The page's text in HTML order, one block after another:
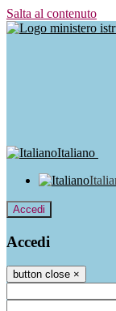
Salta al contenuto
Italiano
Accedi
Accedi
button close ×